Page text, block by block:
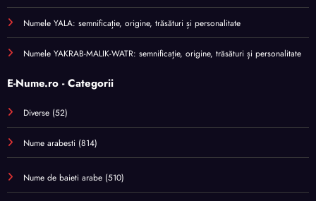
Numele YALA: semnificație, origine, trăsături și personalitate
Numele YAKRAB-MALIK-WATR: semnificație, origine, trăsături și personalitate
E-Nume.ro - Categorii
Diverse (52)
Nume arabesti (814)
Nume de baieti arabe (510)